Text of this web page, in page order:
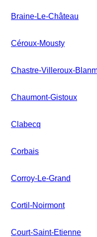
Braine-Le-Château
Céroux-Mousty
Chastre-Villeroux-
Chaumont-Gistoux
Clabecq
Corbais
Corroy-Le-Grand
Cortil-Noirmont
Court-Saint-Etienne